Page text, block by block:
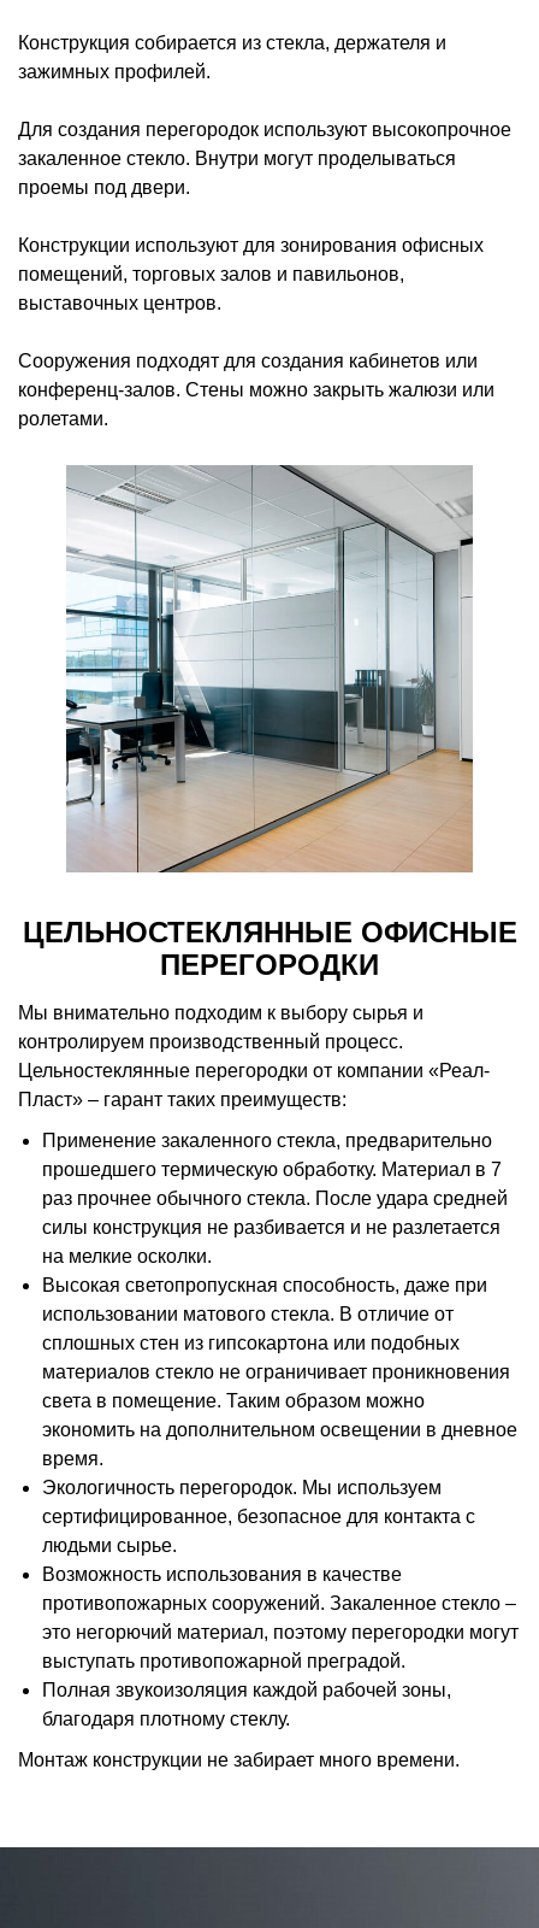
Конструкция собирается из стекла, держателя и
зажимных профилей.
Для создания перегородок используют высокопрочное
закаленное стекло. Внутри могут проделываться
проемы под двери.
Конструкции используют для зонирования офисных
помещений, торговых залов и павильонов,
выставочных центров.
Сооружения подходят для создания кабинетов или
конференц-залов. Стены можно закрыть жалюзи или
ролетами.
ЦЕЛЬНОСТЕКЛЯННЫЕ ОФИСНЫЕ
ПЕРЕГОРОДКИ
Мы внимательно подходим к выбору сырья и
контролируем производственный процесс.
Цельностеклянные перегородки от компании «Реал-
Пласт» – гарант таких преимуществ:
Применение закаленного стекла, предварительно
прошедшего термическую обработку. Материал в 7
раз прочнее обычного стекла. После удара средней
силы конструкция не разбивается и не разлетается
на мелкие осколки.
Высокая светопропускная способность, даже при
использовании матового стекла. В отличие от
сплошных стен из гипсокартона или подобных
материалов стекло не ограничивает проникновения
света в помещение. Таким образом можно
экономить на дополнительном освещении в дневное
время.
Экологичность перегородок. Мы используем
сертифицированное, безопасное для контакта с
людьми сырье.
Возможность использования в качестве
противопожарных сооружений. Закаленное стекло –
это негорючий материал, поэтому перегородки могут
выступать противопожарной преградой.
Полная звукоизоляция каждой рабочей зоны,
благодаря плотному стеклу.
Монтаж конструкции не забирает много времени.